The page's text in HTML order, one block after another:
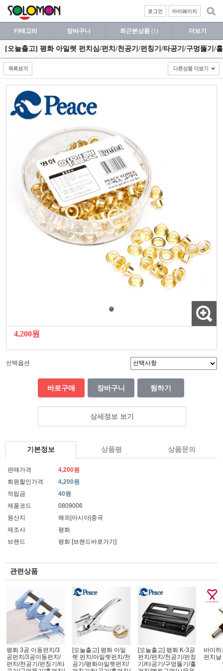
마이페이지
로그인
카테고리 장바구니 최근본상품 (1) 더보기
[오늘출고] 평화 아일렛 펀치심/펀치/천공기/펀칭기/타공기/구멍뚫기/
4,200원
선택옵션
바로구매 장바구니 찜하기
상세정보 보기
기본정보 상품평 상품문의
판매가격
4,200원
회원할인가격
4,200원
적립금
40원
제품코드
0809006
원산지
해외|아시아|중국
제조사
평화
브랜드
평화 [브랜드바로가기]
관련상품
평화 3공 이동펀치/3
공펀치/3공이동펀치/
펀치/천공기/펀칭기/타
[오늘출고] 평화 아일
렛 펀치/아일렛펀치/천
공기/평화아일렛펀치/
[오늘출고] 평화 K-3공
펀치/펀치/천공기/펀칭
기/타공기/구멍뚫기/홀
바이
펀치날